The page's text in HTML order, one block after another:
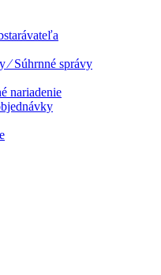
⁄ Súhrnné správy
nariadenie